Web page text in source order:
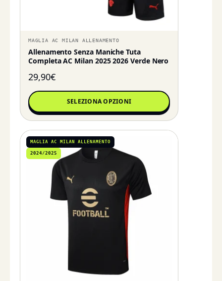
MAGLIA AC MILAN ALLENAMENTO
Allenamento Senza Maniche Tuta
Completa AC Milan 2025 2026 Verde Nero
29,90€
SELEZIONA OPZIONI
MAGLIA AC MILAN ALLENAMENTO
2024/2025